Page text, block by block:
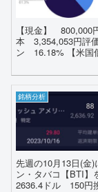
【現金】 800,000
本 3,354,053円評
ン 16.18% 【米国
銘柄分析
先週の10月13日(金
ン・タバコ【BTI
2636.4ドル 150円